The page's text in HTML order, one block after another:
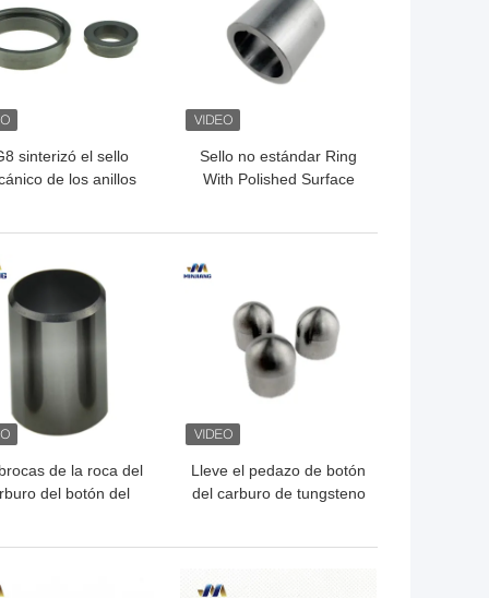
sinterizó el sello
de los anillos
Sello no estándar Ring
With Polished Surface
de la roca del
del botón del
PRECIO
Lleve el pedazo de botón
del carburo de tungsteno
MEJOR PRECIO
PRECIO MEJOR PRECIO